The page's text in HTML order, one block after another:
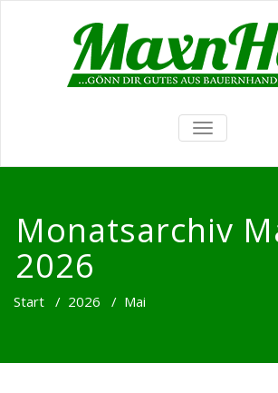
TOGGLE
NAVIGATION
Monatsarchiv
2026
Start / 2026 / Mai